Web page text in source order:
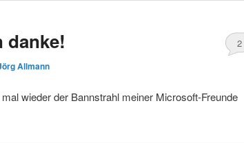
danke!
Allmann
2
wieder der Bannstrahl meiner Microsoft-Freunde